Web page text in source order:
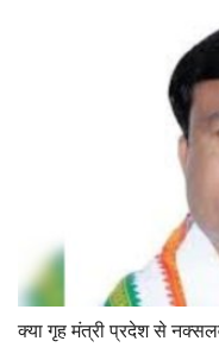
क्या गृह मंत्री प्रदेश से